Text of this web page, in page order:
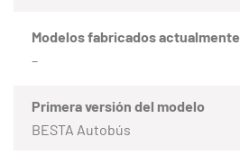
Modelos fabricados actualmente
–
Primera versión del modelo
BESTA Autobús